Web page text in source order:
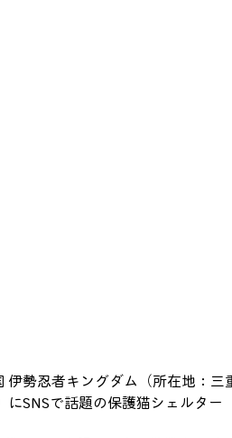
伊勢忍者キングダム（所在地：
にSNSで話題の保護猫シェルタ